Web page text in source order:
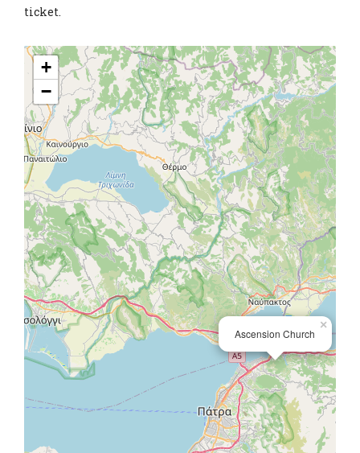
ticket.
Ascension Church
×
+
−